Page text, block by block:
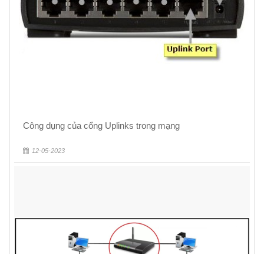
Công dụng của cổng Uplinks trong mạng
12-05-2023